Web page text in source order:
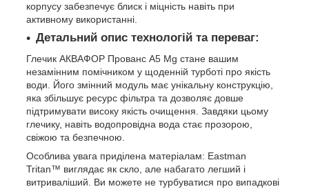
корпусу забезпечує блиск і міцність навіть при
активному використанні.
Детальний опис технологій та переваг:
Глечик АКВАФОР Прованс А5 Mg стане вашим
незамінним помічником у щоденній турботі про якість
води. Його змінний модуль має унікальну конструкцію,
яка збільшує ресурс фільтра та дозволяє довше
підтримувати високу якість очищення. Завдяки цьому
глечику, навіть водопровідна вода стає прозорою,
свіжою та безпечною.
Особлива увага приділена матеріалам: Eastman
Tritan™ виглядає як скло, але набагато легший і
витриваліший. Ви можете не турбуватися про випадкові